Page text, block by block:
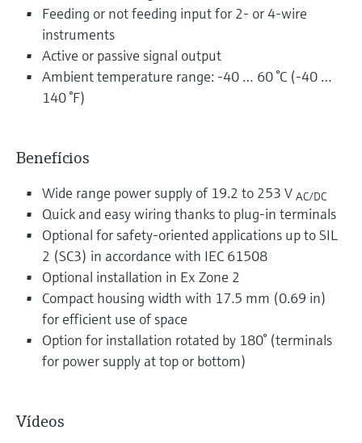
Feeding or not feeding input for 2- or 4-wire
instruments
Active or passive signal output
Ambient temperature range: -40 … 60 °C (-40 …
140 °F)
Benefícios
Wide range power supply of 19.2 to 253 V AC/DC
Quick and easy wiring thanks to plug-in terminals
Optional for safety-oriented applications up to SIL
2 (SC3) in accordance with IEC 61508
Optional installation in Ex Zone 2
Compact housing width with 17.5 mm (0.69 in)
for efficient use of space
Option for installation rotated by 180° (terminals
for power supply at top or bottom)
Vídeos